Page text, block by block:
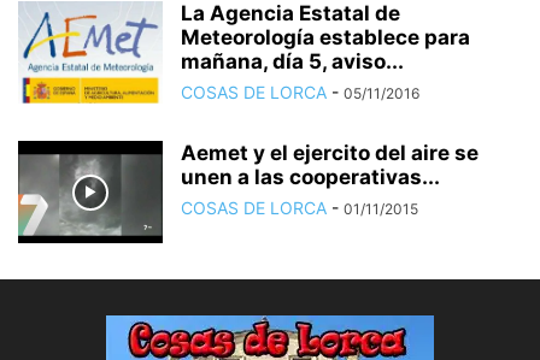
La Agencia Estatal de
Meteorología establece para
mañana, día 5, aviso...
COSAS DE LORCA - 05/11/2016
Aemet y el ejercito del aire se
unen a las cooperativas...
COSAS DE LORCA - 01/11/2015